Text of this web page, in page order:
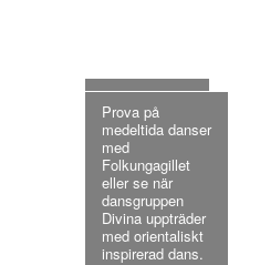
Prova på
medeltida danser
med
Folkungagillet
eller se när
dansgruppen
Divina uppträder
med orientaliskt
inspirerad dans.